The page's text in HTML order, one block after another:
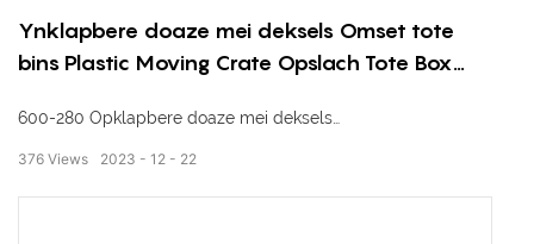
Ynklapbere doaze mei deksels Omset tote
bins Plastic Moving Crate Opslach Tote Box
600-280 Opklapbere doaze mei deksels
Eksterne ôfmjittings: 600 * 400 * 280mm
2023 12 22
376 Views